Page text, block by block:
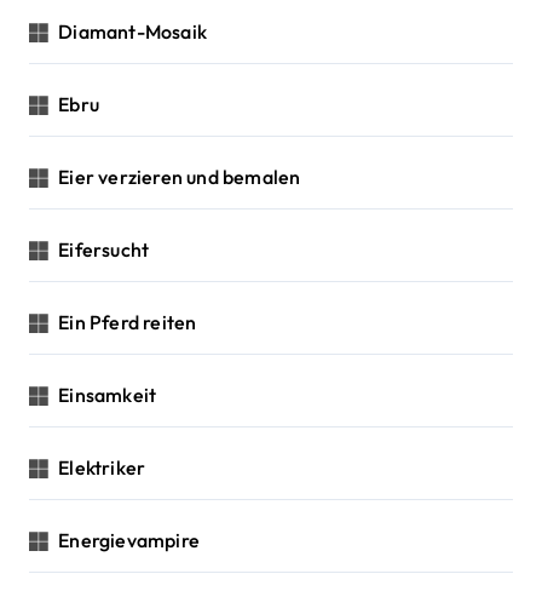
Diamant-Mosaik
Ebru
Eier verzieren und bemalen
Eifersucht
Ein Pferd reiten
Einsamkeit
Elektriker
Energievampire